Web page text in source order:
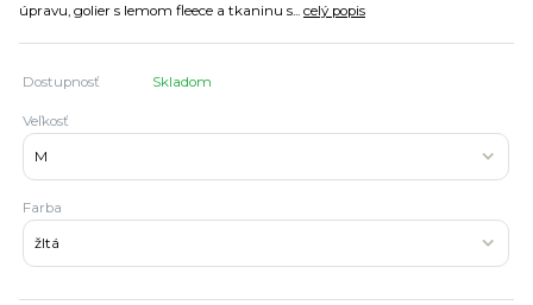
úpravu, golier s lemom fleece a tkaninu s... celý popis
Dostupnosť Skladom
Veľkosť
Farba